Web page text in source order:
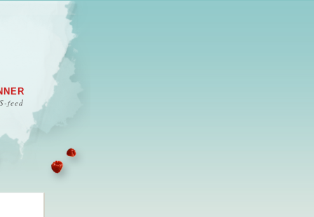
feed